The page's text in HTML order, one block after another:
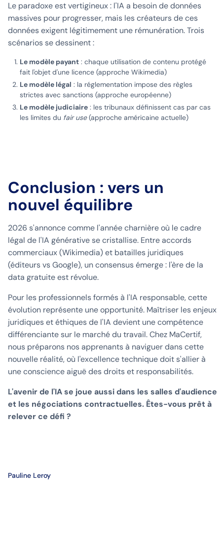
Le paradoxe est vertigineux : l'IA a besoin de données
massives pour progresser, mais les créateurs de ces
données exigent légitimement une rémunération. Trois
scénarios se dessinent :
Le modèle payant : chaque utilisation de contenu protégé
fait l'objet d'une licence (approche Wikimedia)
Le modèle légal : la réglementation impose des règles
strictes avec sanctions (approche européenne)
Le modèle judiciaire : les tribunaux définissent cas par cas
les limites du fair use(approche américaine actuelle)
Conclusion : vers un
nouvel équilibre
2026 s'annonce comme l'année charnière où le cadre
légal de l'IA générative se cristallise. Entre accords
commerciaux (Wikimedia) et batailles juridiques
(éditeurs vs Google), un consensus émerge : l'ère de la
data gratuite est révolue.
Pour les professionnels formés à l'IA responsable, cette
évolution représente une opportunité. Maîtriser les enjeux
juridiques et éthiques de l'IA devient une compétence
différenciante sur le marché du travail. Chez MaCertif,
nous préparons nos apprenants à naviguer dans cette
nouvelle réalité, où l'excellence technique doit s'allier à
une conscience aiguë des droits et responsabilités.
L'avenir de l'IA se joue aussi dans les salles d'audience
et les négociations contractuelles. Êtes-vous prêt à
relever ce défi ?
Pauline Leroy